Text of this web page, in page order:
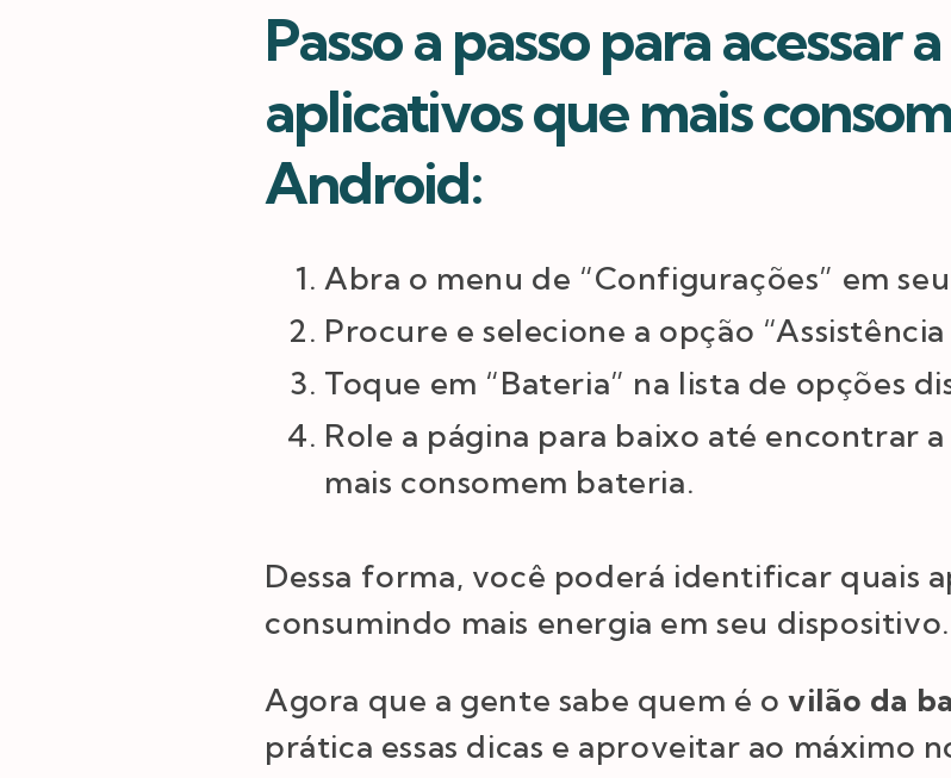
Passo a passo para acessar
aplicativos que mais
Android:
Abra o menu de “Configurações” em
Procure e selecione a opção
Toque em “Bateria” na lista de opções
Role a página para baixo até encontrar
mais consomem bateria.
Dessa forma, você poderá identificar quais
consumindo mais energia em seu dispositivo.
Agora que a gente sabe quem é ovilão da
prática essas dicas e aproveitar ao máximo